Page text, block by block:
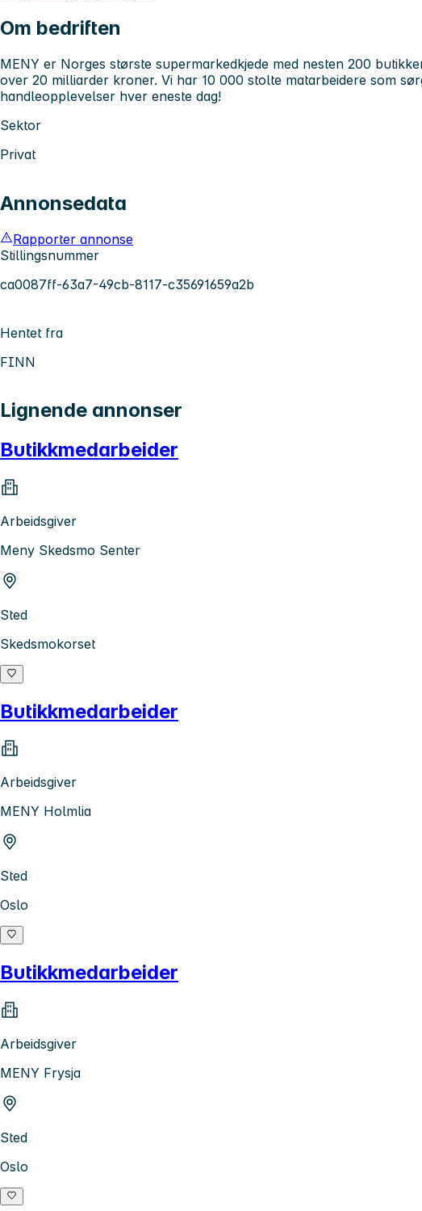
Om bedriften
MENY er Norges største supermarkedkjede med nesten 200
over 20 milliarder kroner. Vi har 10 000 stolte matarbeidere som
handleopplevelser hver eneste dag!
Sektor
Privat
Annonsedata
Rapporter annonse
Stillingsnummer
ca0087ff-63a7-49cb-8117-c35691659a2b
Hentet fra
FINN
Lignende annonser
Butikkmedarbeider
Arbeidsgiver
Meny Skedsmo Senter
Sted
Skedsmokorset
Butikkmedarbeider
Arbeidsgiver
MENY Holmlia
Sted
Oslo
Butikkmedarbeider
Arbeidsgiver
MENY Frysja
Sted
Oslo